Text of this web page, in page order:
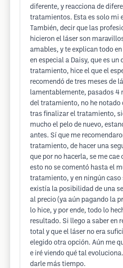
diferente, y reacciona de
tratamientos. Esta es solo mi
También, decir que las
hicieron el láser son
amables, y te explican todo
en especial a Daisy, que es un
tratamiento, hice el que el
recomendó de tres meses de
lamentablemente, pasados 4
del tratamiento, no he notado
tras finalizar el tratamiento,
mucho el pelo de nuevo,
antes. Sí que me
tratamiento, de hacer una
que por no hacerla, se me cae
esto no se comentó hasta el
tratamiento, y en ningún caso
existía la posibilidad de una
al precio (ya aún pagando la
lo hice, y por ende, todo lo
resultado. Si llego a saber en
total y que el láser no era
elegido otra opción. Aún me
e iré viendo qué tal
darle más tiempo.